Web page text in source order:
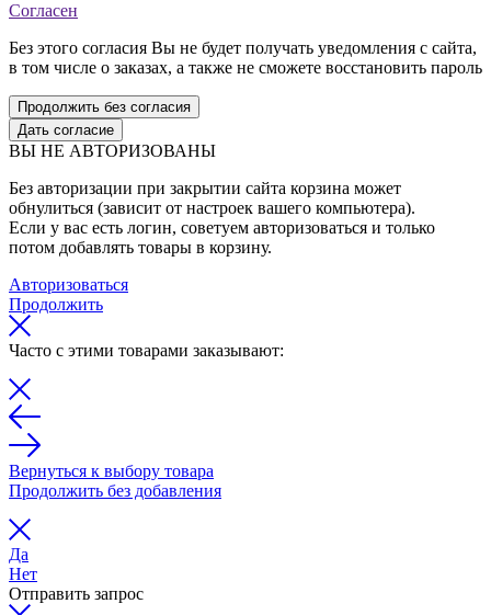
Согласен
Без этого согласия Вы не будет получать уведомления с сайта,
в том числе о заказах, а также не сможете восстановить пароль
Продолжить без согласия
Дать согласие
ВЫ НЕ АВТОРИЗОВАНЫ
Без авторизации при закрытии сайта корзина может
обнулиться (зависит от настроек вашего компьютера).
Если у вас есть логин, советуем авторизоваться и только
потом добавлять товары в корзину.
Авторизоваться
Продолжить
Часто с этими товарами заказывают:
Вернуться к выбору товара
Продолжить без добавления
Да
Нет
Отправить запрос